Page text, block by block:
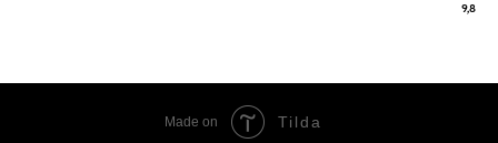
9,8
Made on Tilda